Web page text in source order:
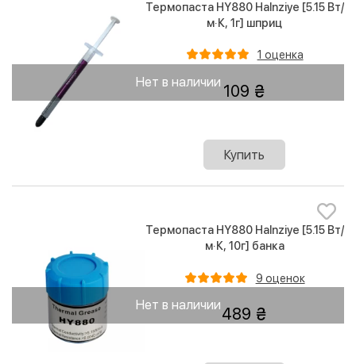
Нет в наличии
Термопаста HY880 Halnziye [5.15 Вт/
м·К, 1г] шприц
1 оценка
109
Купить
Нет в наличии
Термопаста HY880 Halnziye [5.15 Вт/
м·К, 10г] банка
9 оценок
489